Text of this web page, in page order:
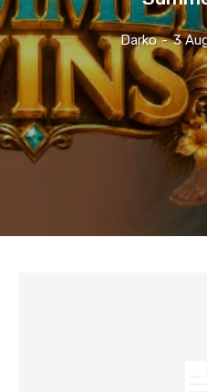
Darko - 3